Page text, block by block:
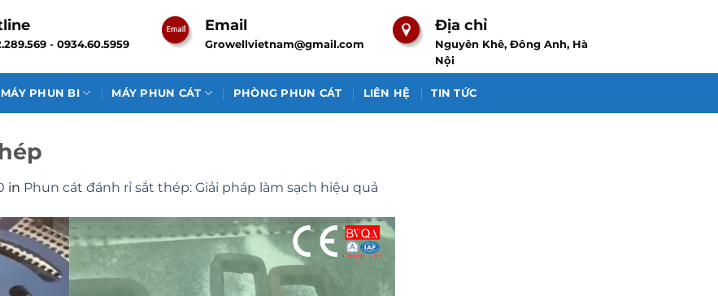
- 0934.60.5959
Email
Growellvietnam@gmail.com
Địa chỉ
Nguyên Khê, Đông Anh, Hà
Nội
MÁY PHUN BI MÁY PHUN CÁT PHÒNG PHUN CÁT LIÊN HỆ TIN TỨC
in Phun cát đánh rỉ sắt thép: Giải pháp làm sạch hiệu quả